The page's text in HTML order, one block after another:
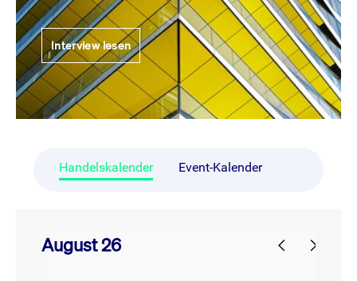
Interview lesen
Handelskalender Event-Kalender
August 26